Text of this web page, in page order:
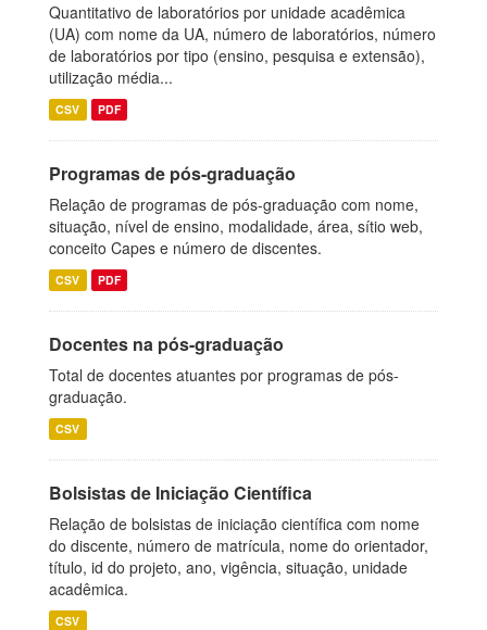
Quantitativo de laboratórios por unidade acadêmica
(UA) com nome da UA, número de laboratórios, número
de laboratórios por tipo (ensino, pesquisa e extensão),
utilização média...
CSV PDF
Programas de pós-graduação
Relação de programas de pós-graduação com nome,
situação, nível de ensino, modalidade, área, sítio web,
conceito Capes e número de discentes.
CSV PDF
Docentes na pós-graduação
Total de docentes atuantes por programas de pós-
graduação.
CSV
Bolsistas de Iniciação Científica
Relação de bolsistas de iniciação científica com nome
do discente, número de matrícula, nome do orientador,
título, id do projeto, ano, vigência, situação, unidade
acadêmica.
CSV